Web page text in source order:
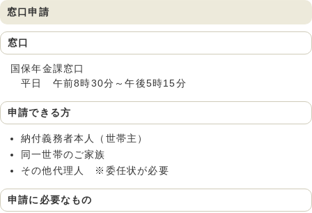
窓口申請
窓口
国保年金課窓口
平日 午前8時30分～午後5時15分
申請できる方
納付義務者本人（世帯主）
同一世帯のご家族
その他代理人 ※委任状が必要
申請に必要なもの